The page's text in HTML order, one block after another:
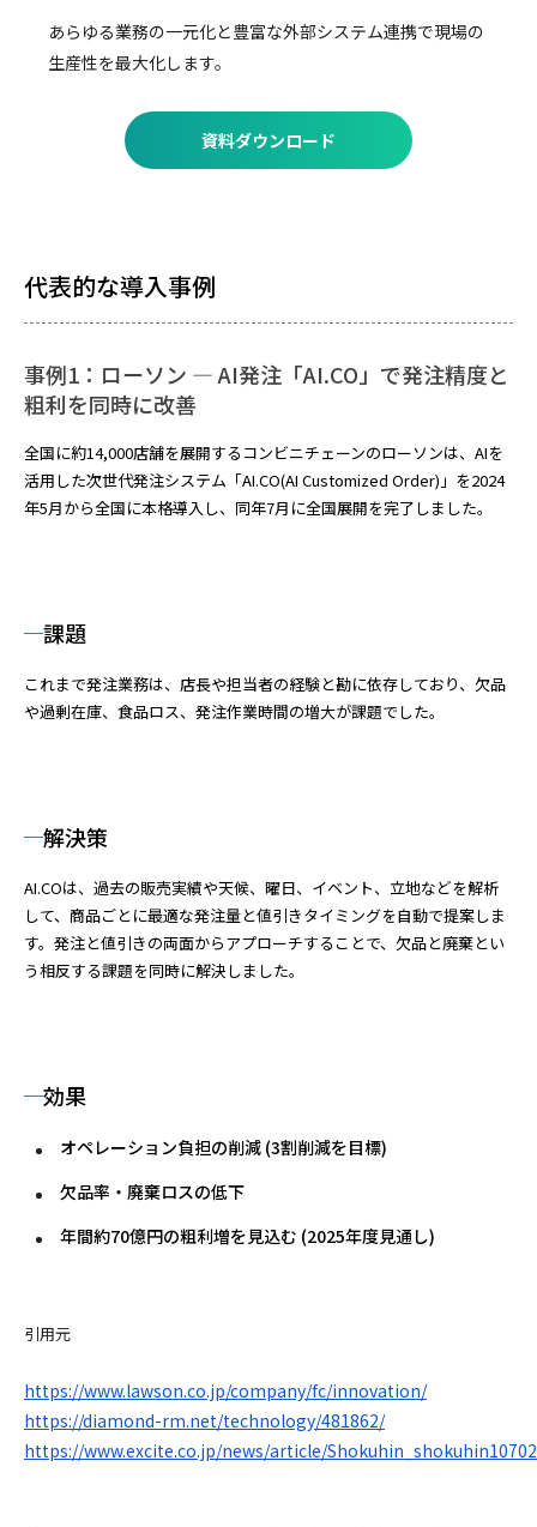
あらゆる業務の一元化と豊富な外部システム連携で現場の
生産性を最大化します。
資料ダウンロード
代表的な導入事例
事例1：ローソン ― AI発注「AI.CO」で発注精度と
粗利を同時に改善
全国に約14,000店舗を展開するコンビニチェーンのローソンは、AIを
活用した次世代発注システム「AI.CO(AI Customized Order)」を2024
年5月から全国に本格導入し、同年7月に全国展開を完了しました。
課題
これまで発注業務は、店長や担当者の経験と勘に依存しており、欠品
や過剰在庫、食品ロス、発注作業時間の増大が課題でした。
解決策
AI.COは、過去の販売実績や天候、曜日、イベント、立地などを解析
して、商品ごとに最適な発注量と値引きタイミングを自動で提案しま
す。発注と値引きの両面からアプローチすることで、欠品と廃棄とい
う相反する課題を同時に解決しました。
効果
オペレーション負担の削減 (3割削減を目標)
欠品率・廃棄ロスの低下
年間約70億円の粗利増を見込む (2025年度見通し)
引用元
https://www.lawson.co.jp/company/fc/innovation/
https://diamond-rm.net/technology/481862/
https://www.excite.co.jp/news/article/